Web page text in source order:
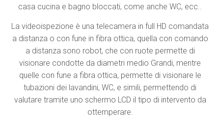
casa cucina e bagno bloccati, come anche WC, ecc..
La videoispezione è una telecamera in full HD comandata
a distanza o con fune in fibra ottica, quella con comando
a distanza sono robot, che con ruote permette di
visionare condotte da diametri medio Grandi, mentre
quelle con fune a fibra ottica, permette di visionare le
tubazioni dei lavandini, WC, e simili, permettendo di
valutare tramite uno schermo LCD il tipo di intervento da
ottemperare.